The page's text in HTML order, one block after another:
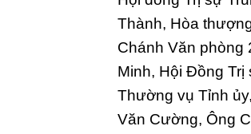
Thành, Hòa
Chánh Văn phòng
Minh, Hội Đồng
Thường vụ Tỉnh
Văn Cường, Ông